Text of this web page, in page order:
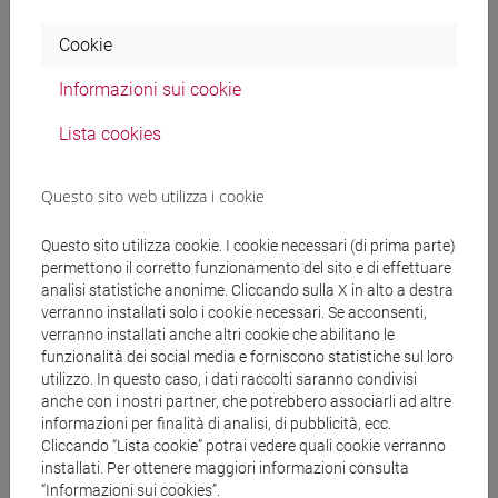
in età moderna.
Testi di riferimento
I testi di riferimento per superare l'esame sono i
- appunti delle lezioni o, in alternativa, J. Milton,
Areopagitica. Discorso per la libertà di stampa,
Milano, Bompiani, 2002
- Sandro Landi, Stampa, censura e opinione
pubblica in età moderna, Bologna, il Mulino, 2011,
o, in alternativa, Robert Darnton, Censori all'opera,
Milano, Adelphi, 2017
Cookie
Informazioni sui cookie
Lista cookies
Questo sito web utilizza i cookie
Questo sito utilizza cookie. I cookie necessari (di prima parte)
permettono il corretto funzionamento del sito e di effettuare
analisi statistiche anonime. Cliccando sulla X in alto a destra
verranno installati solo i cookie necessari. Se acconsenti,
verranno installati anche altri cookie che abilitano le
funzionalità dei social media e forniscono statistiche sul loro
utilizzo. In questo caso, i dati raccolti saranno condivisi
anche con i nostri partner, che potrebbero associarli ad altre
informazioni per finalità di analisi, di pubblicità, ecc.
Cliccando “Lista cookie” potrai vedere quali cookie verranno
installati. Per ottenere maggiori informazioni consulta
“Informazioni sui cookies”.